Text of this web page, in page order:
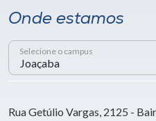
Onde estamos
Selecione o campus
Rua Getúlio Vargas, 2125 -